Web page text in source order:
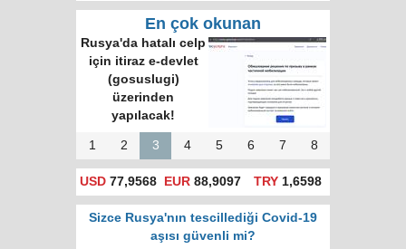
En çok okunan
Rusya'da hatalı celp
için itiraz e-devlet
(gosuslugi)
üzerinden
yapılacak!
1 2 3 4 5 6 7 8
USD 77,9568 EUR 88,9097 TRY1,6598
Sizce Rusya'nın tescillediği Covid-19
aşısı güvenli mi?